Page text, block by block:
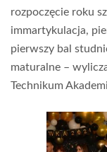
rozpoczęcie roku
immartykulacja,
pierwszy bal
maturalne –
Technikum